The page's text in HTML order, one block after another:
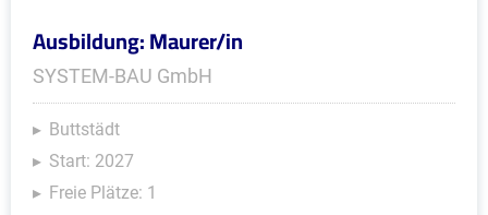
Ausbildung: Maurer/in
SYSTEM-BAU GmbH
Buttstädt
Start: 2027
Freie Plätze: 1